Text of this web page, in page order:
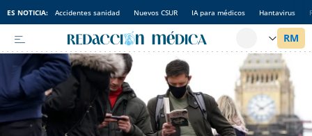
ES NOTICIA: Accidentes sanidad Nuevos CSUR IA para médicos Hantavirus